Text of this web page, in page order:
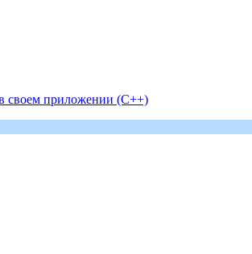
своем приложении (С++)